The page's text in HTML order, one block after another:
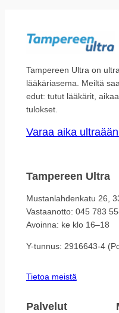
Tampereen Ultra on
lääkäriasema. Meiltä
edut: tutut lääkärit,
tulokset.
Varaa aika
Tampereen Ultra
Mustanlahdenkatu 26,
Vastaanotto: 045 783
Avoinna: ke klo 16–18
Y-tunnus: 2916643-4
Tietoa meistä
Palvelut